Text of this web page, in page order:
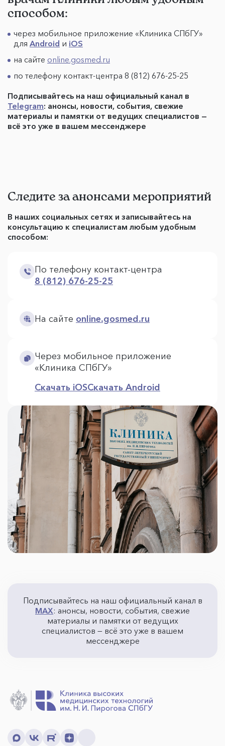
способом:
через мобильное приложение «Клиника СПбГУ»
для Android и iOS
на сайте online.gosmed.ru
по телефону контакт-центра 8 (812) 676-25-25
Подписывайтесь на наш официальный канал в
Telegram: анонсы, новости, события, свежие
материалы и памятки от ведущих специалистов —
всё это уже в вашем мессенджере
Следите за анонсами мероприятий
В наших социальных сетях и записывайтесь на
консультацию к специалистам любым удобным
способом:
По телефону контакт-центра
8 (812) 676-25-25
На сайте online.gosmed.ru
Через мобильное приложение
«Клиника СПбГУ»
Скачать iOSСкачать Android
Подписывайтесь на наш официальный канал в
MAX: анонсы, новости, события, свежие
материалы и памятки от ведущих
специалистов — всё это уже в вашем
мессенджере